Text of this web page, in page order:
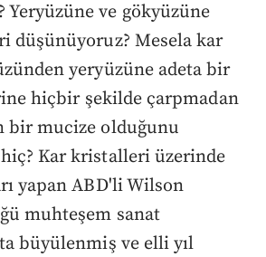
ve gökyüzüne
düşünüyoruz? Mesela kar
yeryüzüne adeta bir
hiçbir şekilde çarpmadan
bir mucize olduğunu
Kar kristalleri üzerinde
yapan ABD'li Wilson
muhteşem sanat
büyülenmiş ve elli yıl